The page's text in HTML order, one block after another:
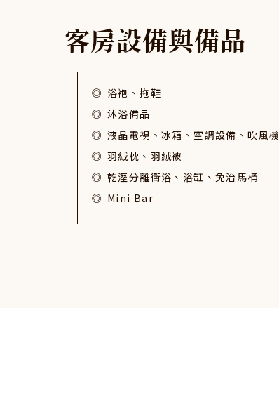
客房設備與備品
浴袍、拖鞋
沐浴備品
液晶電視、冰箱、空調設備、吹風機
羽絨枕、羽絨被
乾溼分離衛浴、浴缸、免治馬桶
Mini Bar